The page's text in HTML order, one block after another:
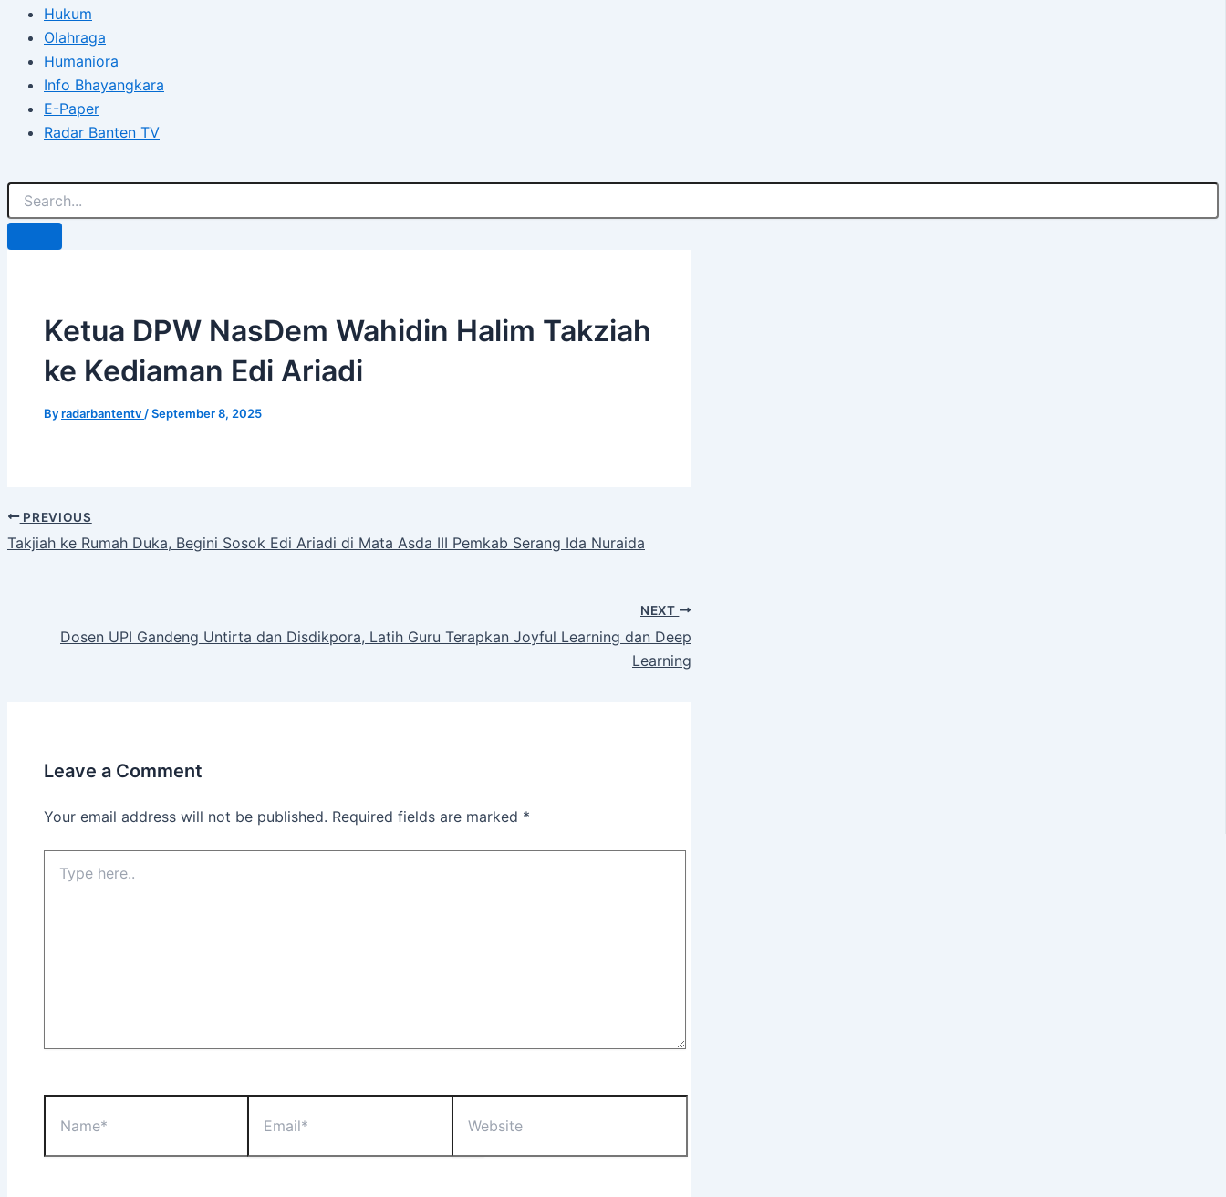
Hukum
Olahraga
Humaniora
Info Bhayangkara
E-Paper
Radar Banten TV
Ketua DPW NasDem Wahidin Halim Takziah
ke Kediaman Edi Ariadi
Byradarbantentv /September 8, 2025
PREVIOUS
Takjiah ke Rumah Duka, Begini Sosok Edi Ariadi di Mata Asda III Pemkab Serang Ida Nuraida
NEXT
Dosen UPI Gandeng Untirta dan Disdikpora, Latih Guru Terapkan Joyful Learning dan Deep
Learning
Leave a Comment
Your email address will not be published. Required fields are marked *